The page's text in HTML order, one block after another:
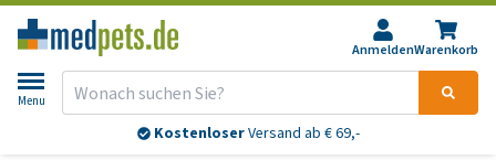
AnmeldenWarenkorb
Menu
KostenloserVersand ab € 69,-